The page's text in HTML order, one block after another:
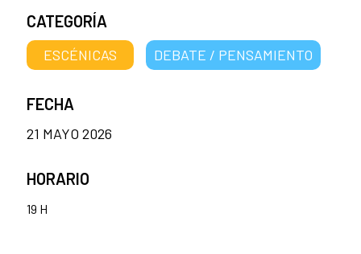
CATEGORÍA
ESCÉNICAS DEBATE / PENSAMIENTO
FECHA
21 MAYO 2026
HORARIO
19 H